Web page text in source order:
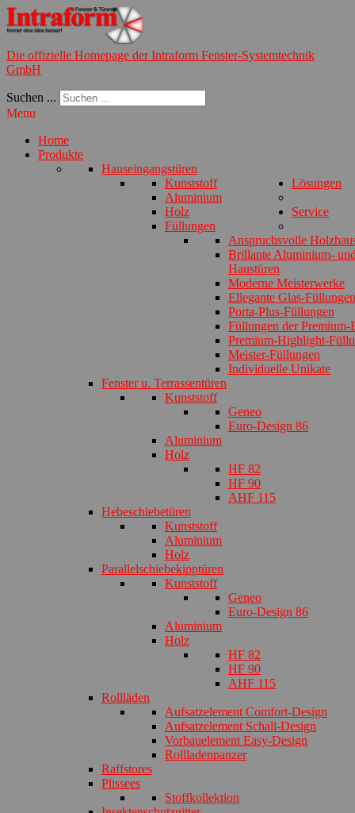
Die offizielle Homepage der Intraform Fenster-Systemtechnik
GmbH
Suchen ...
Menu
Home
Produkte
Hauseingangstüren
Kunststoff
Aluminium
Holz
Füllungen
Anspruchsvolle
Brillante Aluminium-
Haustüren
Moderne Meisterwerke
Ellegante Glas-Füllungen
Porta-Plus-Füllungen
Füllungen der Premium-
Premium-Highlight-
Meister-Füllungen
Individuelle Unikate
Fenster u. Terrassentüren
Kunststoff
Geneo
Euro-Design 86
Aluminium
Holz
HF 82
HF 90
AHF 115
Hebeschiebetüren
Kunststoff
Aluminium
Holz
Parallelschiebekipptüren
Kunststoff
Geneo
Euro-Design 86
Aluminium
Holz
HF 82
HF 90
AHF 115
Rollläden
Aufsatzelement Comfort-Design
Aufsatzelement Schall-Design
Vorbauelement Easy-Design
Rollladenpanzer
Raffstores
Plissees
Stoffkollektion
Lösungen
Service